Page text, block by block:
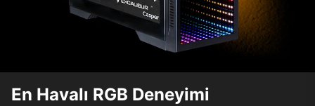
En Havalı RGB Deneyimi